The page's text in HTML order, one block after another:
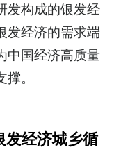
发构成的银发经
发经济的需求端
中国经济高质量
。
发经济城乡循